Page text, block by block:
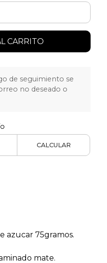
CARRITO
de seguimiento se
no deseado o
CALCULAR
azucar 75gramos.
mate.